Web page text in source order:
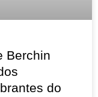
Berchin
do